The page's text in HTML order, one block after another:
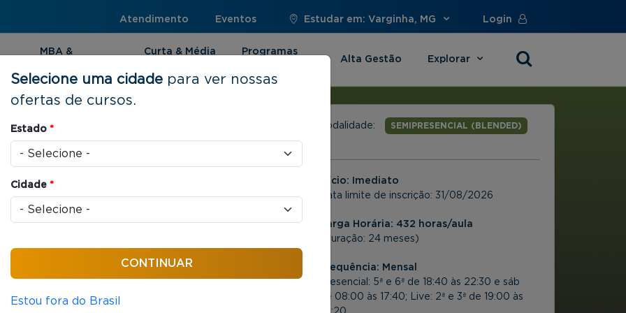
Atendimento Eventos Estudar em: Varginha, MG Login
MBA &
Curta & Média
Programas
Alta Gestão Explorar
Modalidade: SEMIPRESENCIAL (BLENDED)
Início: Imediato
Data limite de inscrição: 31/08/2026
Carga Horária: 432 horas/aula
(Duração: 24 meses)
Frequência: Mensal
Presencial: 5ª e 6ª de 18:40 às 22:30 e sáb
de 08:00 às 17:40; Live: 2ª e 3ª de 19:00 às
e Liderança
/ aula
Pessoas e
Selecione uma cidade para ver nossas
ofertas de cursos.
Estado *
Cidade *
Estou fora do Brasil